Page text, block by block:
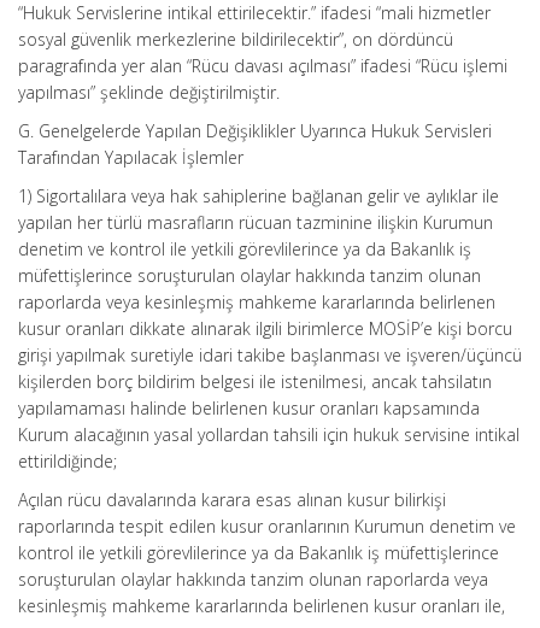
“Hukuk Servislerine intikal ettirilecektir.” ifadesi “mali hizmetler
sosyal güvenlik merkezlerine bildirilecektir”, on dördüncü
paragrafında yer alan “Rücu davası açılması” ifadesi “Rücu işlemi
yapılması” şeklinde değiştirilmiştir.
G. Genelgelerde Yapılan Değişiklikler Uyarınca Hukuk Servisleri
Tarafından Yapılacak İşlemler
1) Sigortalılara veya hak sahiplerine bağlanan gelir ve aylıklar ile
yapılan her türlü masrafların rücuan tazminine ilişkin Kurumun
denetim ve kontrol ile yetkili görevlilerince ya da Bakanlık iş
müfettişlerince soruşturulan olaylar hakkında tanzim olunan
raporlarda veya kesinleşmiş mahkeme kararlarında belirlenen
kusur oranları dikkate alınarak ilgili birimlerce MOSİP’e kişi borcu
girişi yapılmak suretiyle idari takibe başlanması ve işveren/üçüncü
kişilerden borç bildirim belgesi ile istenilmesi, ancak tahsilatın
yapılamaması halinde belirlenen kusur oranları kapsamında
Kurum alacağının yasal yollardan tahsili için hukuk servisine intikal
ettirildiğinde;
Açılan rücu davalarında karara esas alınan kusur bilirkişi
raporlarında tespit edilen kusur oranlarının Kurumun denetim ve
kontrol ile yetkili görevlilerince ya da Bakanlık iş müfettişlerince
soruşturulan olaylar hakkında tanzim olunan raporlarda veya
kesinleşmiş mahkeme kararlarında belirlenen kusur oranları ile,